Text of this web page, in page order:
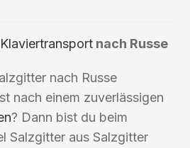
Klaviertransport nach Russe
nach Russe
nach einem zuverlässigen
? Dann bist du beim
Salzgitter aus Salzgitter